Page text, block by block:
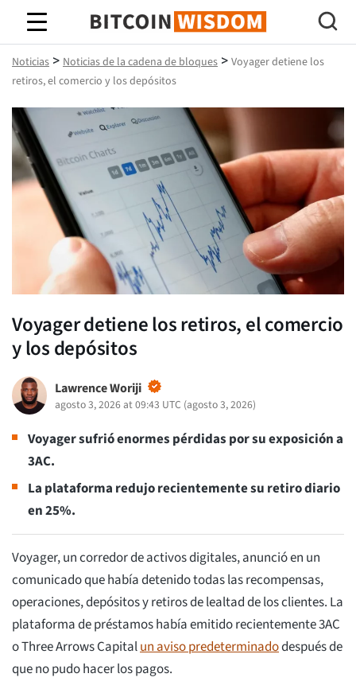
Sabiduría de Bitcoin
Noticias > Noticias de la cadena de bloques > Voyager detiene los
retiros, el comercio y los depósitos
Voyager detiene los retiros, el comercio
y los depósitos
Lawrence Woriji
agosto 3, 2026 at 09:43 UTC (agosto 3, 2026)
Voyager sufrió enormes pérdidas por su exposición a
3AC.
La plataforma redujo recientemente su retiro diario
en 25%.
Voyager, un corredor de activos digitales, anunció en un
comunicado que había detenido todas las recompensas,
operaciones, depósitos y retiros de lealtad de los clientes. La
plataforma de préstamos había emitido recientemente 3AC
o Three Arrows Capitalun aviso predeterminadodespués de
que no pudo hacer los pagos.